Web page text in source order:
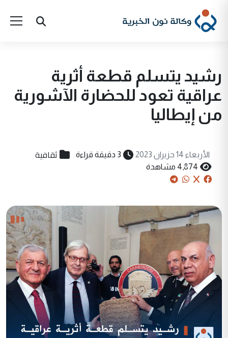
رشيد يتسلم قطعة أثرية
عراقية تعود للحضارة الآشورية
من إيطاليا
الأربعاء 14 حزيران 2023 3 دقيقة قراءة ثقافية
4,874 مشاهدة